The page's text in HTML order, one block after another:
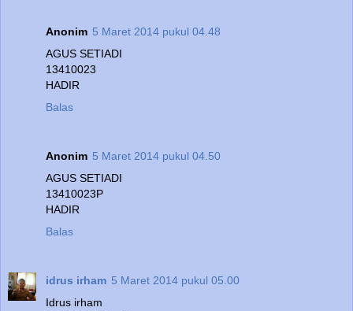
Anonim 5 Maret 2014 pukul 04.48
AGUS SETIADI
13410023
HADIR
Balas
Anonim 5 Maret 2014 pukul 04.50
AGUS SETIADI
13410023P
HADIR
Balas
idrus irham 5 Maret 2014 pukul 05.00
Idrus irham